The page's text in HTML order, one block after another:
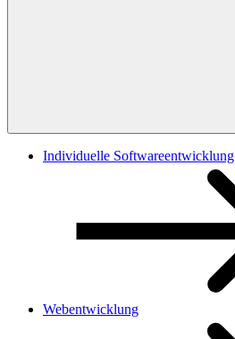
Individuelle Softwareentwicklung
Webentwicklung